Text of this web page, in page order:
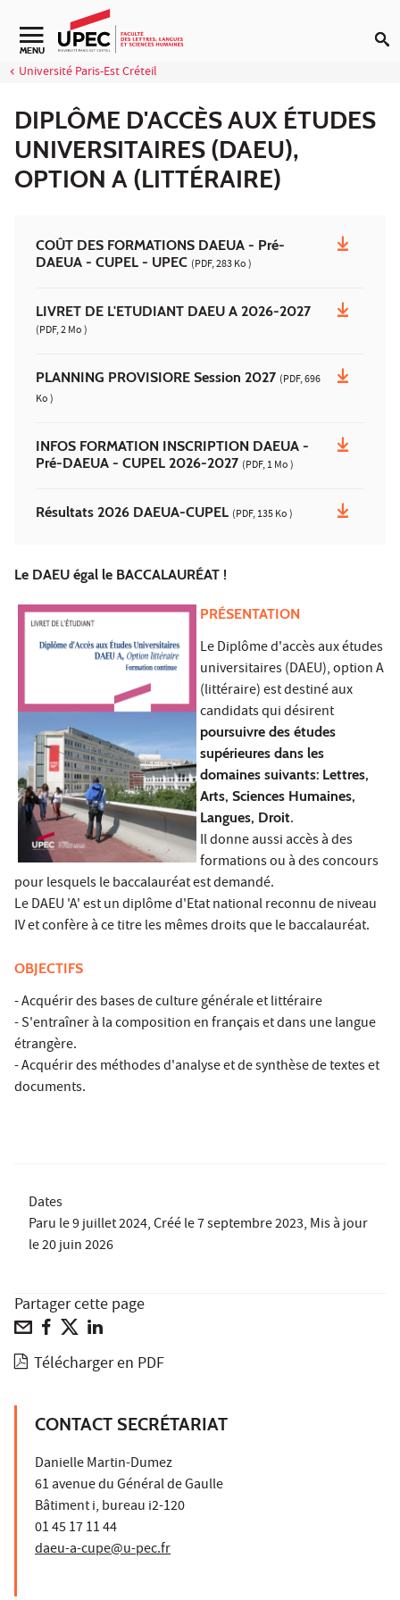
Aller au contenu
Navigation secondaire
MENU
Université Paris-Est Créteil
DIPLÔME D'ACCÈS AUX ÉTUDES
UNIVERSITAIRES (DAEU),
OPTION A (LITTÉRAIRE)
COÛT DES FORMATIONS DAEUA - Pré-
DAEUA - CUPEL - UPEC (PDF, 283 Ko )
LIVRET DE L'ETUDIANT DAEU A 2026-2027
(PDF, 2 Mo )
PLANNING PROVISIORE Session 2027 (PDF, 696
Ko )
INFOS FORMATION INSCRIPTION DAEUA -
Pré-DAEUA - CUPEL 2026-2027 (PDF, 1 Mo )
Résultats 2026 DAEUA-CUPEL (PDF, 135 Ko )
Le DAEU égal le BACCALAURÉAT !
PRÉSENTATION
Le Diplôme d'accès aux études
universitaires (DAEU), option A
(littéraire) est destiné aux
candidats qui désirent
poursuivre des études
supérieures dans les
domaines suivants: Lettres,
Arts, Sciences Humaines,
Langues, Droit.
Il donne aussi accès à des
formations ou à des concours
pour lesquels le baccalauréat est demandé.
Le DAEU 'A' est un diplôme d'Etat national reconnu de niveau
IV et confère à ce titre les mêmes droits que le baccalauréat.
OBJECTIFS
- Acquérir des bases de culture générale et littéraire
- S'entraîner à la composition en français et dans une langue
étrangère.
- Acquérir des méthodes d'analyse et de synthèse de textes et
documents.
Dates
Paru le9 juillet 2024, Créé le7 septembre 2023, Mis à jour
le20 juin 2026
Partager cette page
Télécharger en PDF
CONTACT SECRÉTARIAT
Danielle Martin-Dumez
61 avenue du Général de Gaulle
Bâtiment i, bureau i2-120
01 45 17 11 44
daeu-a-cupe@u-pec.fr